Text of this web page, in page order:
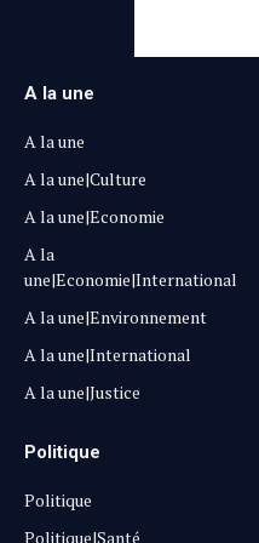
A la une
A la une
A la une|Culture
A la une|Economie
A la
une|Economie|International
A la une|Environnement
A la une|International
A la une|Justice
Politique
Politique
Politique|Santé